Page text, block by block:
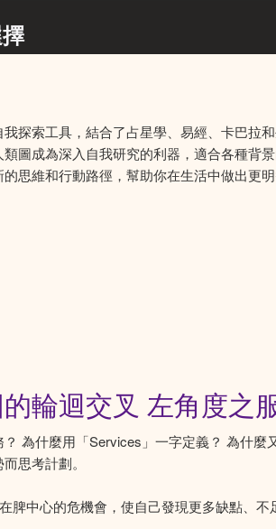
探索工具，結合了占星學、易經、卡巴拉
圖成為深入自我研究的利器，適合各種背
思維和行動路徑，幫助你在生活中做出更明
輪迴交叉 左角度之
為什麼用「Services」一字定義？ 為什
思考計劃。
脾中心的危機會，使自己發現更多缺點、不